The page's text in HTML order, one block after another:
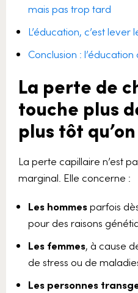
mais pas trop tard
L’éducation, c’est lever
Conclusion :
La perte de
touche plus
plus tôt
La perte capillaire n’est
marginal. Elle concerne :
Les hommesparfois
pour des raisons
Les femmes, à cause
de stress ou de
Les personnes